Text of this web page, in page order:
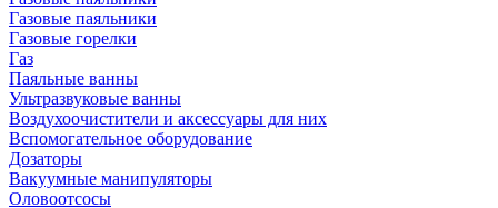
Газовые паяльники
Газовые горелки
Газ
Паяльные ванны
Ультразвуковые ванны
Воздухоочистители и аксессуары для них
Вспомогательное оборудование
Дозаторы
Вакуумные манипуляторы
Оловоотсосы